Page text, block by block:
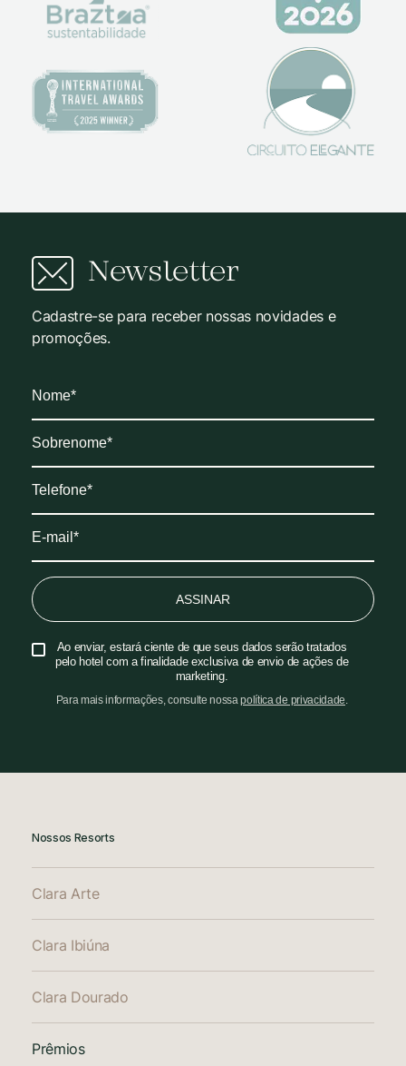
Newsletter
Cadastre-se para receber nossas novidades e
promoções.
ASSINAR
Ao enviar, estará ciente de que seus dados serão tratados
pelo hotel com a finalidade exclusiva de envio de ações de
marketing.
Para mais informações, consulte nossapolítica de privacidade.
Nossos Resorts
Clara Arte
Clara Ibiúna
Clara Dourado
Prêmios